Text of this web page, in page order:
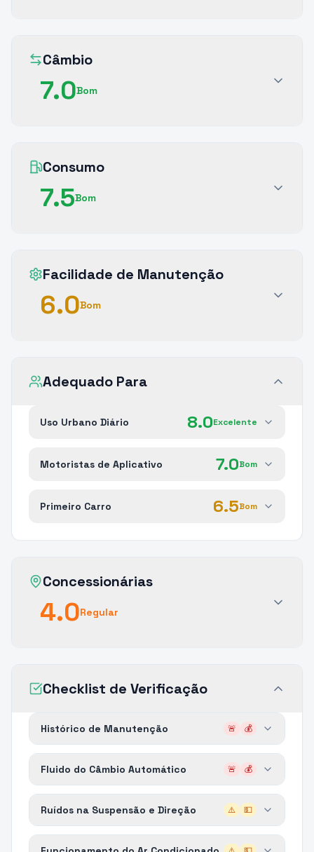
Câmbio
7.0Bom
Consumo
7.5Bom
Facilidade de Manutenção
6.0Bom
Adequado Para
Uso Urbano Diário 8.0Excelente
Motoristas de Aplicativo 7.0Bom
Primeiro Carro 6.5Bom
Concessionárias
4.0Regular
Checklist de Verificação
Histórico de Manutenção 🚨 💰
Fluido do Câmbio Automático 🚨 💰
Ruídos na Suspensão e Direção ⚠️ 💵